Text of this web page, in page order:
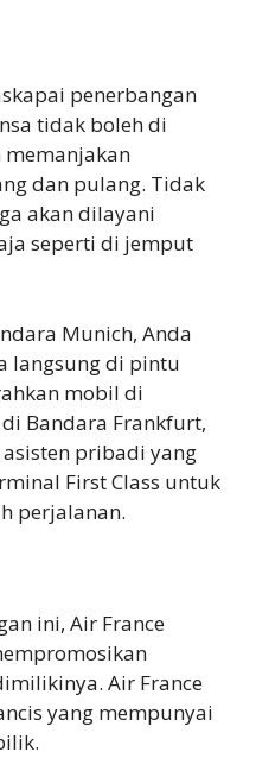
penerbangan
tidak boleh di
memanjakan
dan pulang. Tidak
akan dilayani
seperti di jemput
Munich, Anda
langsung di pintu
mobil di
Bandara Frankfurt,
pribadi yang
First Class untuk
perjalanan.
ini, Air France
Air France
yang mempunyai